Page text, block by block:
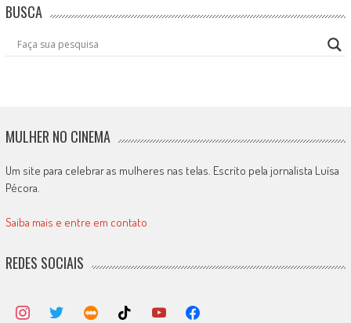
BUSCA
MULHER NO CINEMA
Um site para celebrar as mulheres nas telas. Escrito pela jornalista Luísa
Pécora.
Saiba mais e entre em contato
REDES SOCIAIS